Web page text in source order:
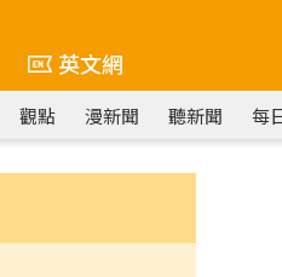
英文網
觀點 漫新聞 聽新聞 每